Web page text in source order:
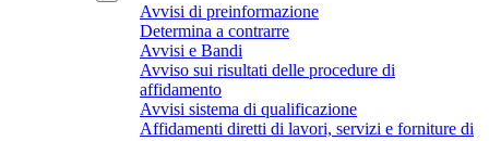
Avvisi di preinformazione
Determina a contrarre
Avvisi e Bandi
Avviso sui risultati delle procedure di
affidamento
Avvisi sistema di qualificazione
Affidamenti diretti di lavori, servizi e forniture di